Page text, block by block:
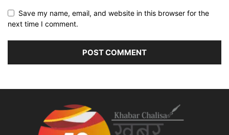
Save my name, email, and website in this browser for the
next time I comment.